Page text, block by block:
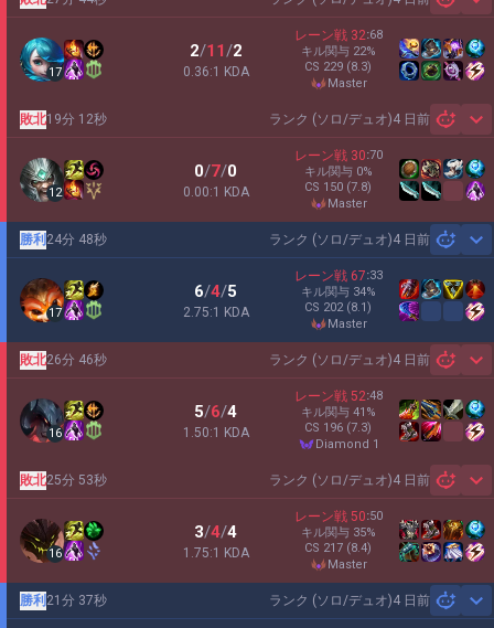
17
2/11/2
0.36:1 KDA
レーン戦 32:68
キル関与 22%
CS 229 (8.3)
master
ランク (ソロ/デュオ)4 日前
敗北19分 12秒
12
0/7/0
0.00:1 KDA
レーン戦 30:70
キル関与 0%
CS 150 (7.8)
master
ランク (ソロ/デュオ)4 日前
勝利 24分 48秒
17
6/4/5
2.75:1 KDA
レーン戦 67:33
キル関与 34%
CS 202 (8.1)
master
ランク (ソロ/デュオ)4 日前
敗北26分 46秒
16
5/6/4
1.50:1 KDA
レーン戦 52:48
キル関与 41 %
CS 196 (7.3)
diamond 1
ランク (ソロ/デュオ)4 日前
敗北25分 53秒
16
3/4/4
1.75:1 KDA
レーン戦 50:50
キル関与 35%
CS 217 (8.4)
master
ランク (ソロ/デュオ)4 日前
勝利 21分 37秒